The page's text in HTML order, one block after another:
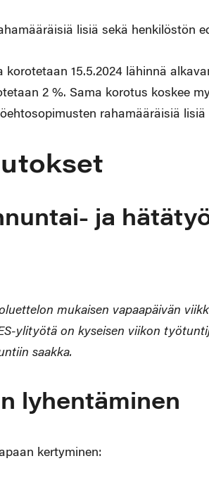
lisiä sekä henkilöstön
korotetaan 15.5.2024 lähinnä
2 %. Sama korotus koskee
rahamääräisiä
ja
mukaisen vapaapäivän
ylityötä on kyseisen viikon
saakka.
lyhentäminen
kertyminen: